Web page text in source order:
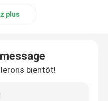
personnel
plus
bientôt!